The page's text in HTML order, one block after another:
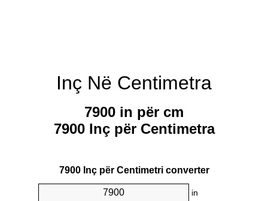
Inç Në Centimetra
7900 in për cm
7900 Inç për Centimetra
7900 Inç për Centimetri converter
in